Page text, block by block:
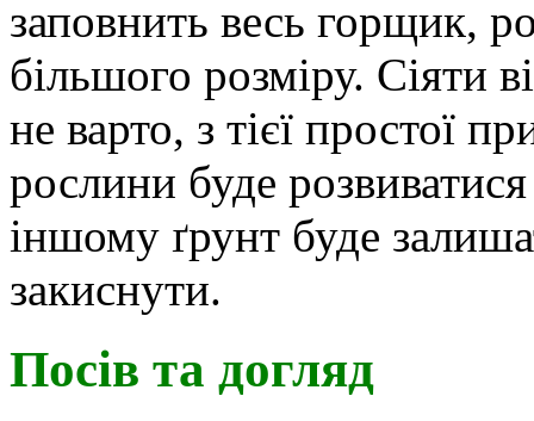
заповнить весь горщик,
більшого розміру. Сіяти
не варто, з тієї простої
рослини буде
іншому ґрунт буде
закиснути.
Посів та догляд